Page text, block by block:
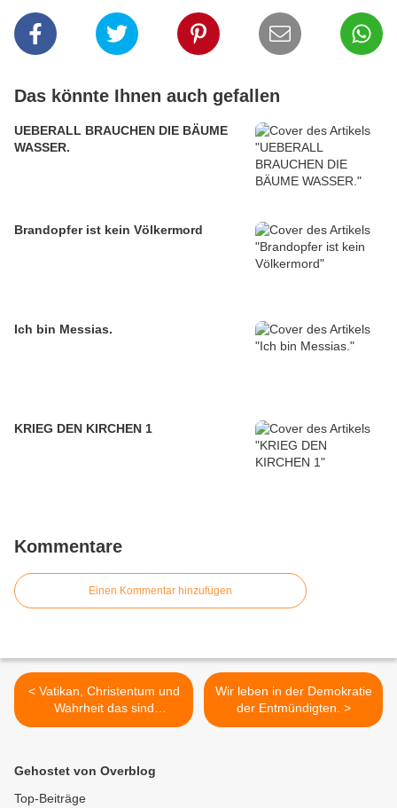
Das könnte Ihnen auch gefallen
UEBERALL BRAUCHEN DIE BÄUME
WASSER.
Brandopfer ist kein Völkermord
Ich bin Messias.
KRIEG DEN KIRCHEN 1
Kommentare
Einen Kommentar hinzufügen
< Vatikan, Christentum und
Wahrheit das sind
himmelweite Unterschiede.
Wir leben in der Demokratie
der Entmündigten. >
Gehostet von Overblog
Top-Beiträge